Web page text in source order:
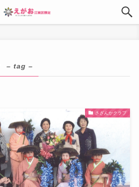
– tag –
さざんかクラブ